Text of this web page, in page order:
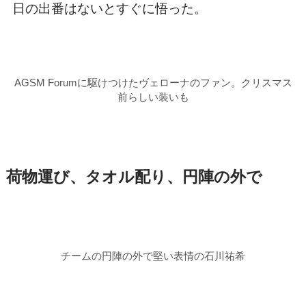
日の出番はないとすぐに悟った。
AGSM Forumに駆けつけたヴェローナのファン。クリスマス
前らしい装いも
荷物運び、タオル配り、円陣の外で
チームの円陣の外で堅い表情の石川祐希